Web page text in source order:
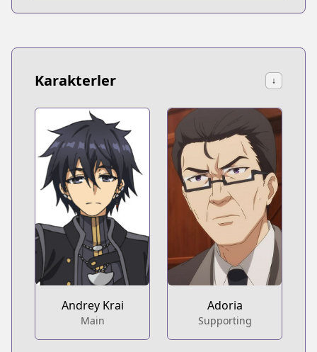
Karakterler ↓
Andrey Krai
Main
Adoria
Supporting